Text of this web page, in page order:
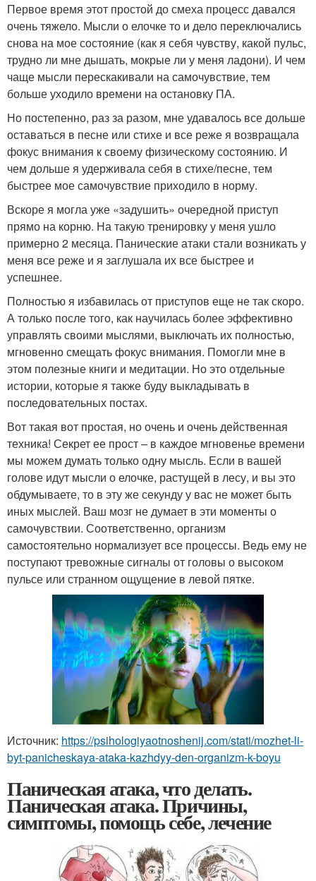
Первое время этот простой до смеха процесс давался
очень тяжело. Мысли о елочке то и дело переключались
снова на мое состояние (как я себя чувству, какой пульс,
трудно ли мне дышать, мокрые ли у меня ладони). И чем
чаще мысли перескакивали на самочувствие, тем
больше уходило времени на остановку ПА.
Но постепенно, раз за разом, мне удавалось все дольше
оставаться в песне или стихе и все реже я возвращала
фокус внимания к своему физическому состоянию. И
чем дольше я удерживала себя в стихе/песне, тем
быстрее мое самочувствие приходило в норму.
Вскоре я могла уже «задушить» очередной приступ
прямо на корню. На такую тренировку у меня ушло
примерно 2 месяца. Панические атаки стали возникать у
меня все реже и я заглушала их все быстрее и
успешнее.
Полностью я избавилась от приступов еще не так скоро.
А только после того, как научилась более эффективно
управлять своими мыслями, выключать их полностью,
мгновенно смещать фокус внимания. Помогли мне в
этом полезные книги и медитации. Но это отдельные
истории, которые я также буду выкладывать в
последовательных постах.
Вот такая вот простая, но очень и очень действенная
техника! Секрет ее прост – в каждое мгновенье времени
мы можем думать только одну мысль. Если в вашей
голове идут мысли о елочке, растущей в лесу, и вы это
обдумываете, то в эту же секунду у вас не может быть
иных мыслей. Ваш мозг не думает в эти моменты о
самочувствии. Соответственно, организм
самостоятельно нормализует все процессы. Ведь ему не
поступают тревожные сигналы от головы о высоком
пульсе или странном ощущение в левой пятке.
Источник: https://psihologiyaotnoshenij.com/stati/mozhet-li-
byt-panicheskaya-ataka-kazhdyy-den-organizm-k-boyu
Паническая атака, что делать.
Паническая атака. Причины,
симптомы, помощь себе, лечение